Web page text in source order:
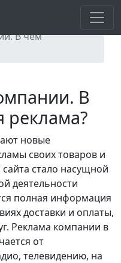
В чем
В
реклама?
новые
своих товаров и
сайта стало насущной
деятельности
полная информация
доставки и оплаты,
Реклама компании в
от
телевидению, на